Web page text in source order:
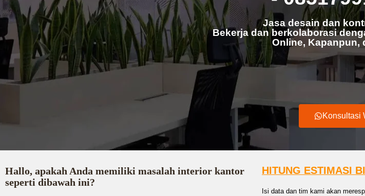
Jasa desain dan
Bekerja dan berkolaborasi
Online, Kapanpun,
Konsultasi
Hallo, apakah Anda memiliki masalah interior kantor
seperti dibawah ini?
HITUNG ESTIMASI
Isi data dan tim kami akan